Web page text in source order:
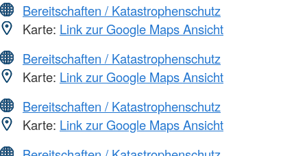
Bereitschaften / Katastrophenschutz
Karte: Link zur Google Maps Ansicht
Bereitschaften / Katastrophenschutz
Karte: Link zur Google Maps Ansicht
Bereitschaften / Katastrophenschutz
Karte: Link zur Google Maps Ansicht